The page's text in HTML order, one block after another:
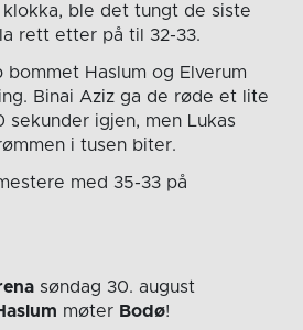
ble det tungt de siste
rett etter på til 32-33.
bommet Haslum og Elverum
Binai Aziz ga de røde et lite
sekunder igjen, men Lukas
i tusen biter.
med 35-33 på
søndag 30. august
møter Bodø!